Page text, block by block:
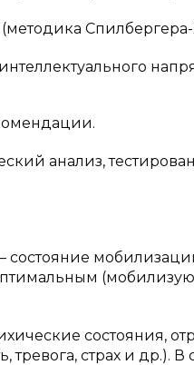
анализ,
состояние
состояния,
тревога, страх и др.).